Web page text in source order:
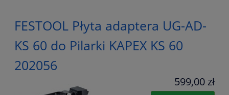
FESTOOL Płyta adaptera UG-AD-
KS 60 do Pilarki KAPEX KS 60
202056
599,00 zł